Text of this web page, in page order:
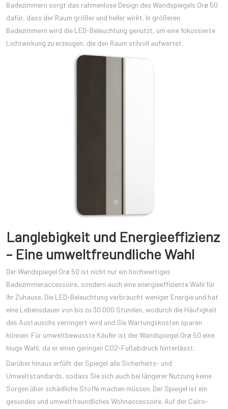
Badezimmern sorgt das rahmenlose Design des Wandspiegels Orø 50
dafür, dass der Raum größer und heller wirkt. In größeren
Badezimmern wird die LED-Beleuchtung genutzt, um eine fokussierte
Lichtwirkung zu erzeugen, die den Raum stilvoll aufwertet.
Langlebigkeit und Energieeffizienz
– Eine umweltfreundliche Wahl
Der Wandspiegel Orø 50 ist nicht nur ein hochwertiges
Badezimmeraccessoire, sondern auch eine energieeffiziente Wahl für
Ihr Zuhause. Die LED-Beleuchtung verbraucht weniger Energie und hat
eine Lebensdauer von bis zu 30.000 Stunden, wodurch die Häufigkeit
des Austauschs verringert wird und Sie Wartungskosten sparen
können. Für umweltbewusste Käufer ist der Wandspiegel Orø 50 eine
kluge Wahl, da er einen geringen CO2-Fußabdruck hinterlässt.
Darüber hinaus erfüllt der Spiegel alle Sicherheits- und
Umweltstandards, sodass Sie sich auch bei längerer Nutzung keine
Sorgen über schädliche Stoffe machen müssen. Der Spiegel ist ein
gesundes und umweltfreundliches Wohnaccessoire. Auf der Cairo-